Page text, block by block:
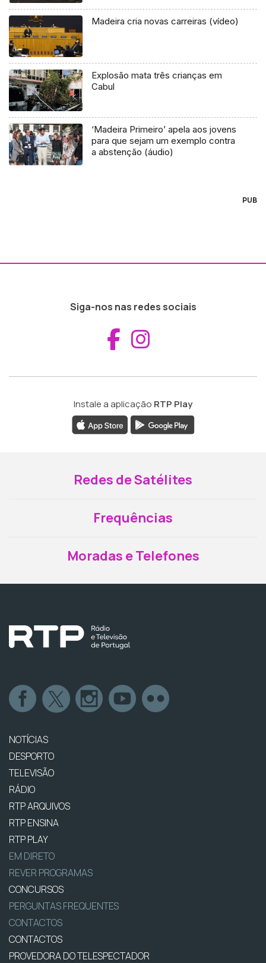
Madeira cria novas carreiras (vídeo)
Explosão mata três crianças em
Cabul
‘Madeira Primeiro’ apela aos jovens
para que sejam um exemplo contra
a abstenção (áudio)
PUB
Siga-nos nas redes sociais
Aceder ao
Instale a aplicação RTP Play
Redes de Satélites
Frequências
Moradas e Telefones
NOTÍCIAS
DESPORTO
TELEVISÃO
RÁDIO
RTP ARQUIVOS
RTP ENSINA
RTP PLAY
EM DIRETO
REVER PROGRAMAS
CONCURSOS
PERGUNTAS FREQUENTES
CONTACTOS
CONTACTOS
PROVEDORA DO TELESPECTADOR